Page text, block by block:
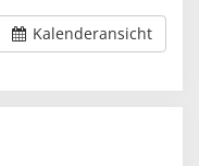
Kalenderansicht